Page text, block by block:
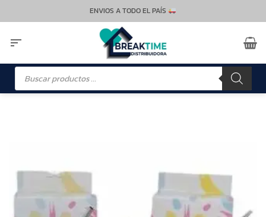
al
contenido
ENVIOS A TODO EL PAÍS
Búsqueda
productos